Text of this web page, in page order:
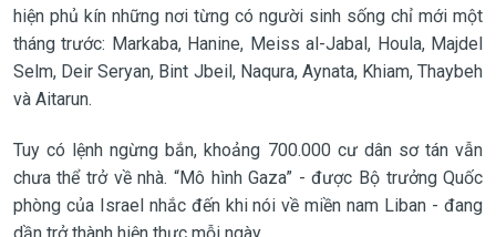
hiện phủ kín những nơi từng có người sinh sống chỉ mới một
tháng trước: Markaba, Hanine, Meiss al-Jabal, Houla, Majdel
Selm, Deir Seryan, Bint Jbeil, Naqura, Aynata, Khiam, Thaybeh
và Aitarun.
Tuy có lệnh ngừng bắn, khoảng 700.000 cư dân sơ tán vẫn
chưa thể trở về nhà. “Mô hình Gaza” - được Bộ trưởng Quốc
phòng của Israel nhắc đến khi nói về miền nam Liban - đang